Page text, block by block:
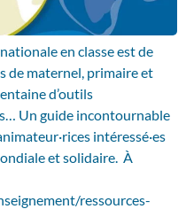
en classe est de
de maternel, primaire et
d’outils
Un guide incontournable
intéressé·es
et solidaire. À
ressources-